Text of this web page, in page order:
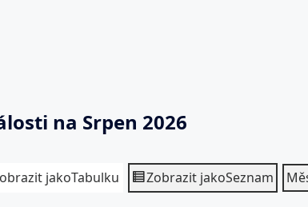
na Srpen 2026
jakoTabulku Zobrazit jakoSeznam